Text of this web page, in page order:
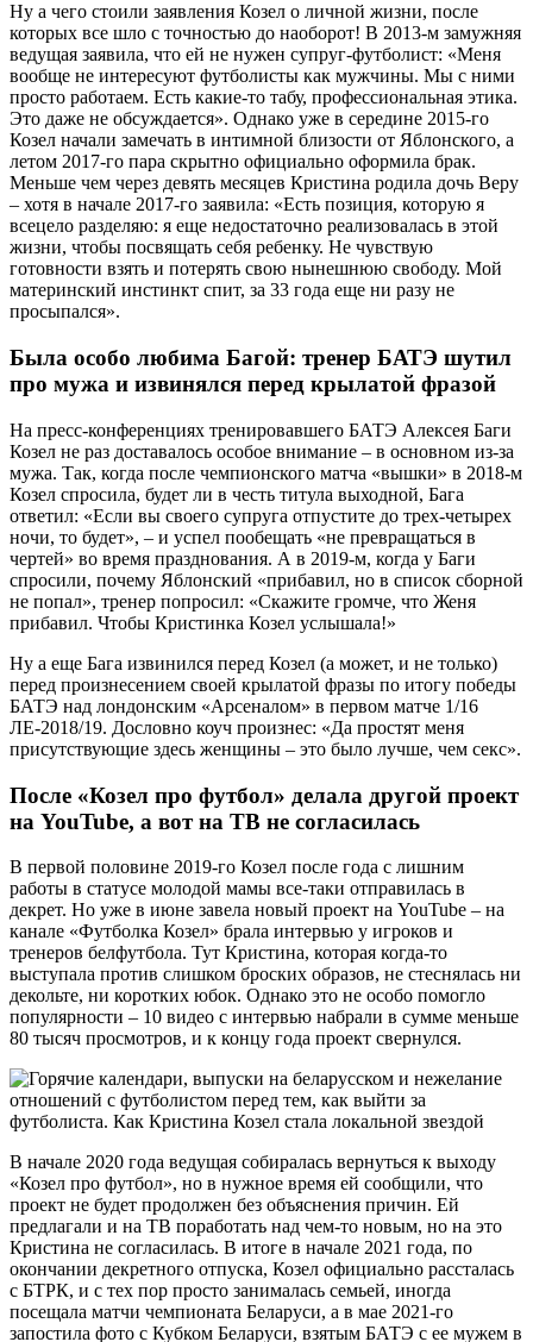
Ну а чего стоили заявления Козел о личной жизни, после
которых все шло с точностью до наоборот! В 2013-м замужняя
ведущая заявила, что ей не нужен супруг-футболист: «Меня
вообще не интересуют футболисты как мужчины. Мы с ними
просто работаем. Есть какие-то табу, профессиональная этика.
Это даже не обсуждается». Однако уже в середине 2015-го
Козел начали замечать в интимной близости от Яблонского, а
летом 2017-го пара скрытно официально оформила брак.
Меньше чем через девять месяцев Кристина родила дочь Веру
– хотя в начале 2017-го заявила: «Есть позиция, которую я
всецело разделяю: я еще недостаточно реализовалась в этой
жизни, чтобы посвящать себя ребенку. Не чувствую
готовности взять и потерять свою нынешнюю свободу. Мой
материнский инстинкт спит, за 33 года еще ни разу не
просыпался».
Была особо любима Багой: тренер БАТЭ шутил
про мужа и извинялся перед крылатой фразой
На пресс-конференциях тренировавшего БАТЭ Алексея Баги
Козел не раз доставалось особое внимание – в основном из-за
мужа. Так, когда после чемпионского матча «вышки» в 2018-м
Козел спросила, будет ли в честь титула выходной, Бага
ответил: «Если вы своего супруга отпустите до трех-четырех
ночи, то будет», – и успел пообещать «не превращаться в
чертей» во время празднования. А в 2019-м, когда у Баги
спросили, почему Яблонский «прибавил, но в список сборной
не попал», тренер попросил: «Скажите громче, что Женя
прибавил. Чтобы Кристинка Козел услышала!»
Ну а еще Бага извинился перед Козел (а может, и не только)
перед произнесением своей крылатой фразы по итогу победы
БАТЭ над лондонским «Арсеналом» в первом матче 1/16
ЛЕ-2018/19. Дословно коуч произнес: «Да простят меня
присутствующие здесь женщины – это было лучше, чем секс».
После «Козел про футбол» делала другой проект
на YouTube, а вот на ТВ не согласилась
В первой половине 2019-го Козел после года с лишним
работы в статусе молодой мамы все-таки отправилась в
декрет. Но уже в июне завела новый проект на YouTube – на
канале «Футболка Козел» брала интервью у игроков и
тренеров белфутбола. Тут Кристина, которая когда-то
выступала против слишком броских образов, не стеснялась ни
декольте, ни коротких юбок. Однако это не особо помогло
популярности – 10 видео с интервью набрали в сумме меньше
80 тысяч просмотров, и к концу года проект свернулся.
В начале 2020 года ведущая собиралась вернуться к выходу
«Козел про футбол», но в нужное время ей сообщили, что
проект не будет продолжен без объяснения причин. Ей
предлагали и на ТВ поработать над чем-то новым, но на это
Кристина не согласилась. В итоге в начале 2021 года, по
окончании декретного отпуска, Козел официально рассталась
с БТРК, и с тех пор просто занималась семьей, иногда
посещала матчи чемпионата Беларуси, а в мае 2021-го
запостила фото с Кубком Беларуси, взятым БАТЭ с ее мужем в